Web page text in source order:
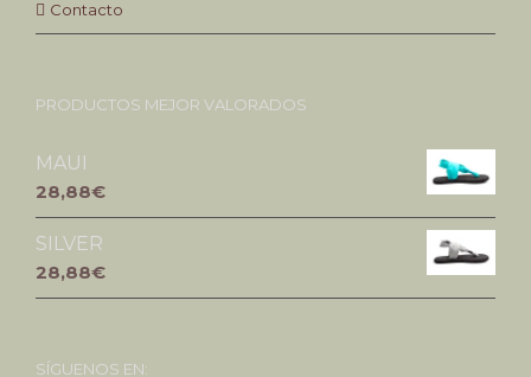
Contacto
PRODUCTOS MEJOR VALORADOS
MAUI
28,88€
SILVER
28,88€
SÍGUENOS EN: